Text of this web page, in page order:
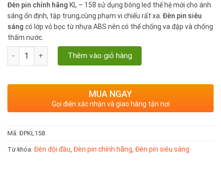
Đèn pin chính hãng KL – 158 sử dụng bóng led thế hệ mới cho ánh
sáng ổn định, tập trung,cùng phạm vi chiếu rất xa. Đèn pin siêu
sáng có lớp vỏ bọc từ nhựa ABS nên có thể chống va đập và chống
thấm nước.
Đèn pin chính hãng KL - 158 kín nước, công suất 35W số lượng
Thêm vào giỏ hàng
MUA NGAY
Gọi điện xác nhận và giao hàng tận nơi
Mã: ĐPKL158
Từ khóa: Đèn đội đầu Đèn pin chính hãng Đèn pin siêu sáng